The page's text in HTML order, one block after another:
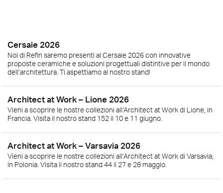
Cersaie 2026
Noi di Refin saremo presenti al Cersaie 2026 con innovative
proposte ceramiche e soluzioni progettuali distintive per il mondo
dell’architettura. Ti aspettiamo al nostro stand!
Architect at Work – Lione 2026
Vieni a scoprire le nostre collezioni all’Architect at Work di Lione, in
Francia. Visita il nostro stand 152 il 10 e 11 giugno.
Architect at Work – Varsavia 2026
Vieni a scoprire le nostre collezioni all’Architect at Work di Varsavia,
in Polonia. Visita il nostro stand 44 il 27 e 28 maggio.